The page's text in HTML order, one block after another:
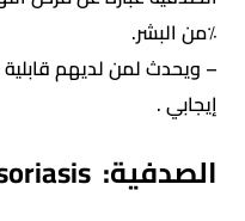
٪من البشر.
– ويحدث لمن لديهم قابلية
إيجابي .
الصدفية: Psoriasis